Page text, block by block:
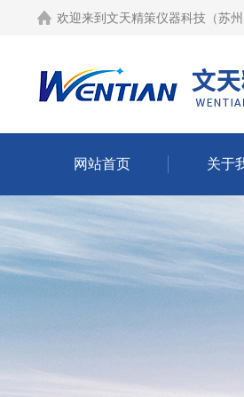
欢迎来到 文天精策仪器科技（苏
网站首页 关于